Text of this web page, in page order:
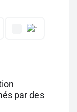
par des